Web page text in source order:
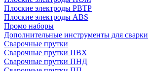
Плоские электроды РВТР
Плоские электроды ABS
Промо наборы
Дополнительные инструменты для сварки
Сварочные прутки
Сварочные прутки ПВХ
Сварочные прутки ПНД